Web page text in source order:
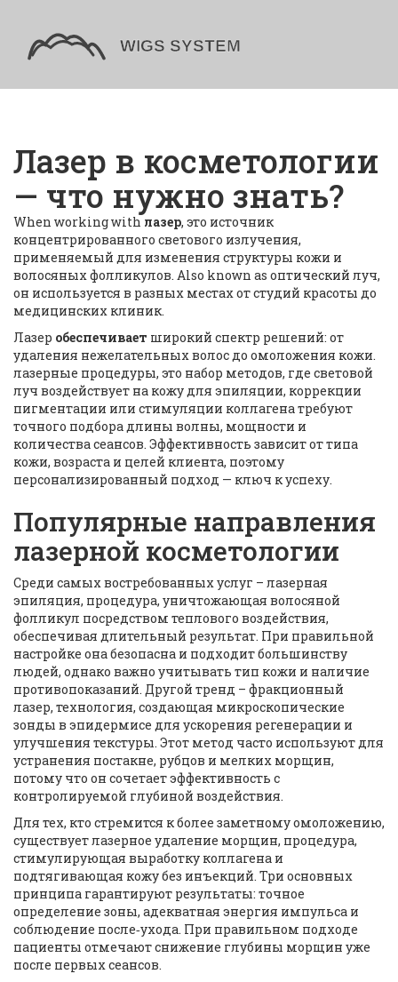
Лазер в косметологии
— что нужно знать?
When working with лазер, это источник
концентрированного светового излучения,
применяемый для изменения структуры кожи и
волосяных фолликулов. Also known as оптический луч,
он используется в разных местах от студий красоты до
медицинских клиник.
Лазер обеспечивает широкий спектр решений: от
удаления нежелательных волос до омоложения кожи.
лазерные процедуры, это набор методов, где световой
луч воздействует на кожу для эпиляции, коррекции
пигментации или стимуляции коллагенатребуют
точного подбора длины волны, мощности и
количества сеансов. Эффективность зависит от типа
кожи, возраста и целей клиента, поэтому
персонализированный подход — ключ к успеху.
Популярные направления
лазерной косметологии
Среди самых востребованных услуг – лазерная
эпиляция, процедура, уничтожающая волосяной
фолликул посредством теплового воздействия,
обеспечивая длительный результат. При правильной
настройке она безопасна и подходит большинству
людей, однако важно учитывать тип кожи и наличие
противопоказаний. Другой тренд – фракционный
лазер, технология, создающая микроскопические
зонды в эпидермисе для ускорения регенерации и
улучшения текстуры. Этот метод часто используют для
устранения постакне, рубцов и мелких морщин,
потому что он сочетает эффективность с
контролируемой глубиной воздействия.
Для тех, кто стремится к более заметному омоложению,
существуетлазерное удаление морщин, процедура,
стимулирующая выработку коллагена и
подтягивающая кожу без инъекций. Три основных
принципа гарантируют результаты: точное
определение зоны, адекватная энергия импульса и
соблюдение после‑ухода. При правильном подходе
пациенты отмечают снижение глубины морщин уже
после первых сеансов.